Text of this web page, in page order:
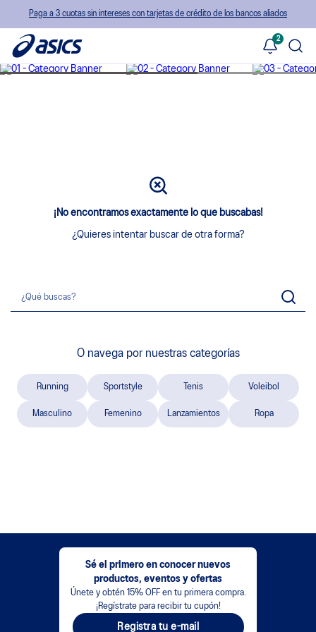
Paga a 3 cuotas sin intereses con tarjetas de crédito de los bancos aliados
2
¡No encontramos exactamente lo que buscabas!
¿Quieres intentar buscar de otra forma?
O navega por nuestras categorías
Running Sportstyle Tenis Voleibol
Masculino Femenino Lanzamientos Ropa
Sé el primero en conocer nuevos
productos, eventos y ofertas
Únete y obtén 15% OFF en tu primera compra.
¡Regístrate para recibir tu cupón!
Registra tu e-mail